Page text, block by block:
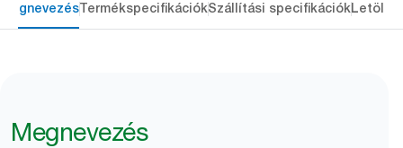
TermékspecifikációkSzállítási specifikációk
Megnevezés